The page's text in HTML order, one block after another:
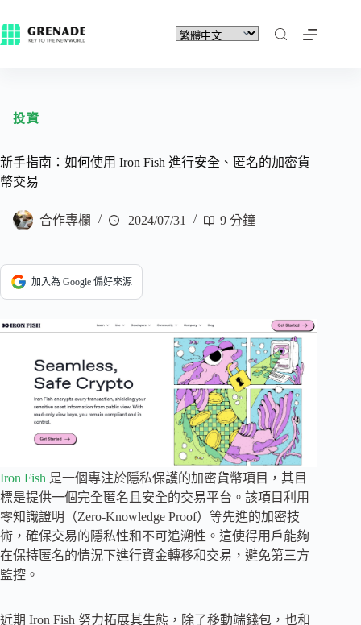
投資
新手指南：如何使用 Iron Fish 進行安全、匿名的加密貨
幣交易
合作專欄 2024/07/31 9 分鐘
加入為 Google 偏好來源
Iron Fish 是一個專注於隱私保護的加密貨幣項目，其目
標是提供一個完全匿名且安全的交易平台。該項目利用
零知識證明（Zero-Knowledge Proof）等先進的加密技
術，確保交易的隱私性和不可追溯性。這使得用戶能夠
在保持匿名的情況下進行資金轉移和交易，避免第三方
監控。
近期 Iron Fish 努力拓展其生態，除了移動端錢包，也和